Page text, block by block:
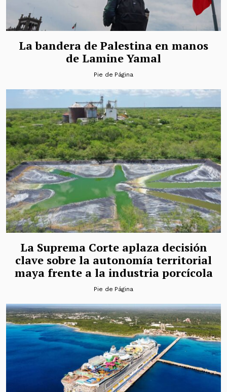
La bandera de Palestina en manos
de Lamine Yamal
Pie de Página
La Suprema Corte aplaza decisión
clave sobre la autonomía territorial
maya frente a la industria porcícola
Pie de Página